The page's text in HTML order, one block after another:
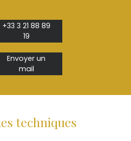
+33 3 21 88 89
19
Envoyer un
mail
techniques